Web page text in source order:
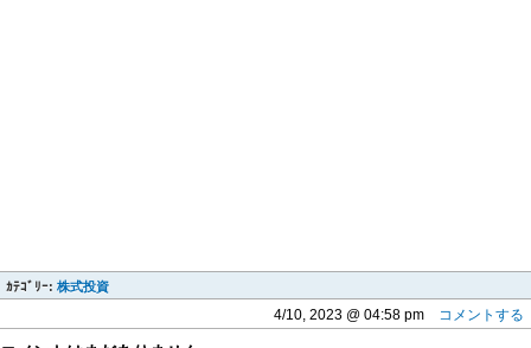
ｶﾃｺﾞﾘｰ: 株式投資
4/10, 2023 @ 04:58 pm コメントする